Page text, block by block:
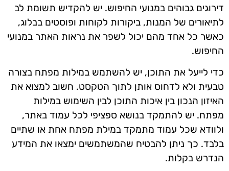
דירוגים גבוהים במנועי החיפוש. יש להקדיש תשומת לב
לתיאורים של המנות, ביקורות לקוחות ופוסטים בבלוג,
כאשר כל אחד מהם יכול לשפר את נראות האתר במנועי
החיפוש.
כדי לייעל את התוכן, יש להשתמש במילות מפתח בצורה
טבעית ולא לדחוס אותן לתוך הטקסט. חשוב למצוא את
האיזון הנכון בין איכות התוכן לבין השימוש במילות
מפתח. יש להתמקד בנושא ספציפי לכל עמוד באתר,
ולוודא שכל עמוד מתמקד במילת מפתח אחת או שתיים
בלבד. כך ניתן להבטיח שהמשתמשים ימצאו את המידע
הנדרש בקלות.